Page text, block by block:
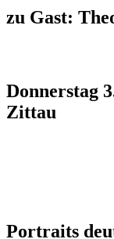
zu Gast:
Donnerstag
Zittau
Portraits